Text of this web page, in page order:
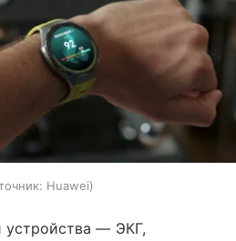
Huawei
— ЭКГ,